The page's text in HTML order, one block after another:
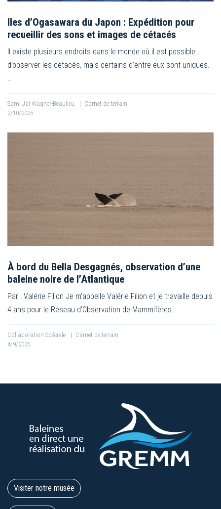
Iles d’Ogasawara du Japon : Expédition pour
recueillir des sons et images de cétacés
Il existe plusieurs endroits dans le monde où il est possible
d’observer les cétacés, mais certains d’entre eux sont uniques.
…
Sami Jai Wagner-Beaulieu | Carnet de terrain
2/10/2025
À bord du Bella Desgagnés, observation d’une
baleine noire de l’Atlantique
Par : Valérie Filion Je m'appelle Valérie Filion et je travaille depuis
4 ans pour le Réseau d'Observation de Mammifères…
Collaboration Spéciale | Carnet de terrain
4/9/2025
Visiter notre musée